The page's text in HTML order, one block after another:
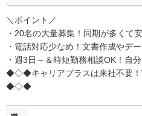
＼ポイント／
・20名の大量募集！同期が多くて
・電話対応少なめ！文書作成やデ
・週3日～＆時短勤務相談OK！自
◆◇◆キャリアプラスは来社不要！
◆◇◆